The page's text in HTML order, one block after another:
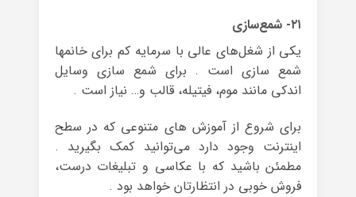
۲۱- شمع‌سازی
یکی از شغل‌های عالی با سرمایه کم برای خانم‎ها
شمع سازی است . برای شمع سازی وسایل
اندکی مانند موم، فیتیله، قالب و… نیاز است .
برای شروع از آموزش های متنوعی که در سطح
اینترنت وجود دارد می‌توانید کمک بگیرید .
مطمئن باشید که با عکاسی و تبلیغات درست،
فروش خوبی در انتظارتان خواهد بود .